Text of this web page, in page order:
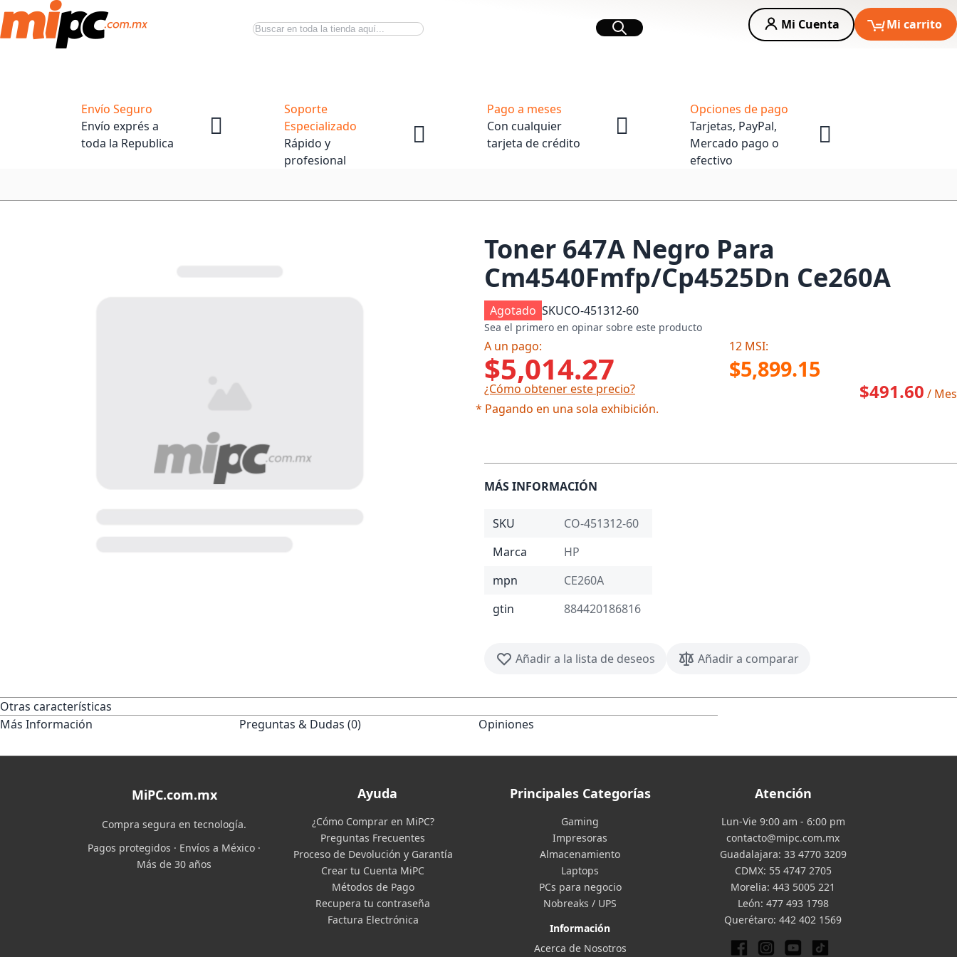
Buscar Buscar
Mi Cuenta Mi carrito
Envío Seguro
Envío exprés a
toda la Republica
Soporte
Especializado
Rápido y
profesional
Pago a meses
Con cualquier
tarjeta de crédito
Opciones de pago
Tarjetas, PayPal,
Mercado pago o
efectivo
Toner 647A Negro Para
Cm4540Fmfp/Cp4525Dn Ce260A
Agotado SKUCO-451312-60
Sea el primero en opinar sobre este producto
A un pago: 12 MSI:
$5,014.27 $5,899.15
¿Cómo obtener este precio?
* Pagando en una sola exhibición.
$491.60 / Mes
MÁS INFORMACIÓN
SKU
CO-451312-60
Marca
HP
mpn
CE260A
gtin
884420186816
Añadir a la lista de deseos Añadir a comparar
Otras características
Más Información
Preguntas & Dudas (0) Opiniones
MiPC.com.mx
Compra segura en tecnología.
Pagos protegidos · Envíos a México ·
Más de 30 años
Ayuda
¿Cómo Comprar en MiPC?
Preguntas Frecuentes
Proceso de Devolución y Garantía
Crear tu Cuenta MiPC
Métodos de Pago
Recupera tu contraseña
Factura Electrónica
Principales Categorías
Gaming
Impresoras
Almacenamiento
Laptops
PCs para negocio
Nobreaks / UPS
Información
Acerca de Nosotros
Atención
Lun-Vie 9:00 am - 6:00 pm
contacto@mipc.com.mx
Guadalajara: 33 4770 3209
CDMX: 55 4747 2705
Morelia: 443 5005 221
León: 477 493 1798
Querétaro: 442 402 1569